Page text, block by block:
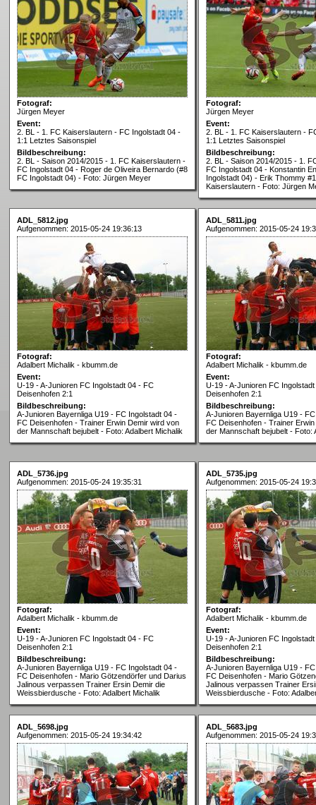
Fotograf:
Jürgen Meyer
Event:
2. BL - 1. FC Kaiserslautern - FC Ingolstadt 04 -
1:1 Letztes Saisonspiel
Bildbeschreibung:
2. BL - Saison 2014/2015 - 1. FC Kaiserslautern -
FC Ingolstadt 04 - Roger de Oliveira Bernardo (#8
FC Ingolstadt 04) - Foto: Jürgen Meyer
Fotograf:
Jürgen Meyer
Event:
2. BL - 1. FC Kaiserslautern -
1:1 Letztes Saisonspiel
Bildbeschreibung:
2. BL - Saison 2014/2015 - 1.
FC Ingolstadt 04 - Konstantin
Ingolstadt 04) - Erik Thommy
Kaiserslautern - Foto: Jürgen
ADL_5812.jpg
Aufgenommen: 2015-05-24 19:36:13
Fotograf:
Adalbert Michalik - kbumm.de
Event:
U-19 - A-Junioren FC Ingolstadt 04 - FC
Deisenhofen 2:1
Bildbeschreibung:
A-Junioren Bayernliga U19 - FC Ingolstadt 04 -
FC Deisenhofen - Trainer Erwin Demir wird von
der Mannschaft bejubelt - Foto: Adalbert Michalik
ADL_5811.jpg
Aufgenommen: 2015-05-24
Fotograf:
Adalbert Michalik - kbumm.de
Event:
U-19 - A-Junioren FC
Deisenhofen 2:1
Bildbeschreibung:
A-Junioren Bayernliga U19 -
FC Deisenhofen - Trainer
der Mannschaft bejubelt - Foto:
ADL_5736.jpg
Aufgenommen: 2015-05-24 19:35:31
Fotograf:
Adalbert Michalik - kbumm.de
Event:
U-19 - A-Junioren FC Ingolstadt 04 - FC
Deisenhofen 2:1
Bildbeschreibung:
A-Junioren Bayernliga U19 - FC Ingolstadt 04 -
FC Deisenhofen - Mario Götzendörfer und Darius
Jalinous verpassen Trainer Ersin Demir die
Weissbierdusche - Foto: Adalbert Michalik
ADL_5735.jpg
Aufgenommen: 2015-05-24
Fotograf:
Adalbert Michalik - kbumm.de
Event:
U-19 - A-Junioren FC
Deisenhofen 2:1
Bildbeschreibung:
A-Junioren Bayernliga U19 -
FC Deisenhofen - Mario
Jalinous verpassen Trainer
Weissbierdusche - Foto:
ADL_5698.jpg
Aufgenommen: 2015-05-24 19:34:42
ADL_5683.jpg
Aufgenommen: 2015-05-24